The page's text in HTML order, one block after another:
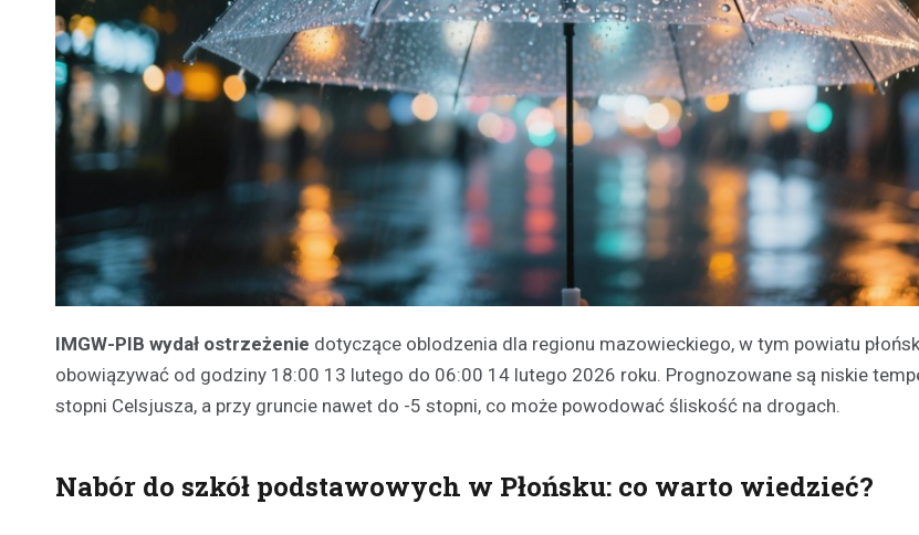
IMGW-PIB wydał ostrzeżenie dotyczące oblodzenia dla regionu mazowieckiego, w tym powiatu
obowiązywać od godziny 18:00 13 lutego do 06:00 14 lutego 2026 roku. Prognozowane są niskie
stopni Celsjusza, a przy gruncie nawet do -5 stopni, co może powodować śliskość na drogach.
Nabór do szkół podstawowych w Płońsku: co warto wiedzieć?